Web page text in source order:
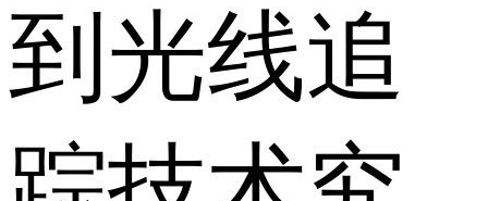
到光线追